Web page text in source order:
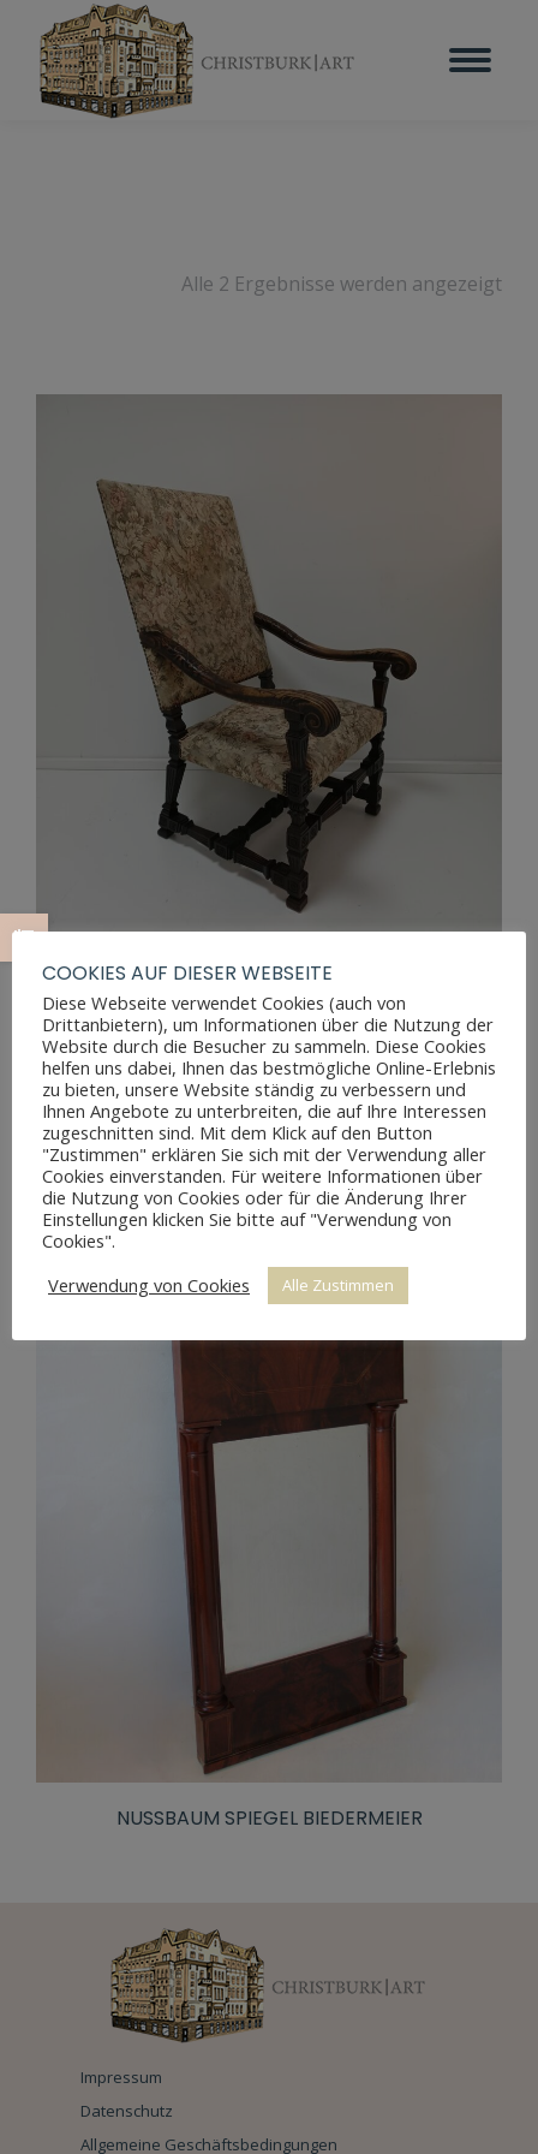
Alle 2 Ergebnisse werden angezeigt
ANTIKER BAROCK SESSEL EICHE
NUSSBAUM SPIEGEL BIEDERMEIER
Impressum
Datenschutz
Allgemeine Geschäftsbedingungen
COOKIES AUF DIESER WEBSEITE
Diese Webseite verwendet Cookies (auch von
Drittanbietern), um Informationen über die Nutzung der
Website durch die Besucher zu sammeln. Diese Cookies
helfen uns dabei, Ihnen das bestmögliche Online-Erlebnis
zu bieten, unsere Website ständig zu verbessern und
Ihnen Angebote zu unterbreiten, die auf Ihre Interessen
zugeschnitten sind. Mit dem Klick auf den Button
"Zustimmen" erklären Sie sich mit der Verwendung aller
Cookies einverstanden. Für weitere Informationen über
die Nutzung von Cookies oder für die Änderung Ihrer
Einstellungen klicken Sie bitte auf "Verwendung von
Cookies".
Verwendung von Cookies
Alle Zustimmen